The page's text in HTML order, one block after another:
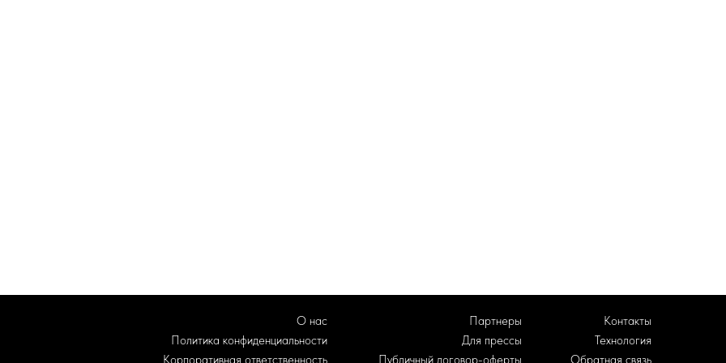
Политика конфиденциальности
Корпоративная ответственность
Контакты
Партнеры
Обратная связь
Технология
О нас
Для прессы
Публичный договор-оферты